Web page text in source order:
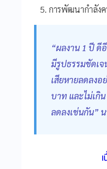
การพัฒนากำลัง
“ผลงาน 1 ปี ดี
มีรูปธรรมชัดเ
เสียหายลดลงอ
บาท และไม่เกิ
ลดลงเช่นกัน”